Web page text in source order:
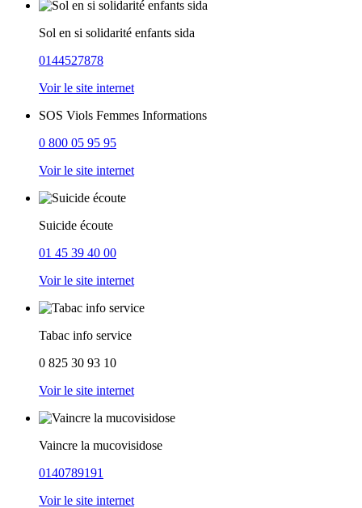
Sol en si solidarité enfants sida
0144527878
Voir le site internet
SOS Viols Femmes Informations
0 800 05 95 95
Voir le site internet
Suicide écoute
01 45 39 40 00
Voir le site internet
Tabac info service
0 825 30 93 10
Voir le site internet
Vaincre la mucovisidose
0140789191
Voir le site internet